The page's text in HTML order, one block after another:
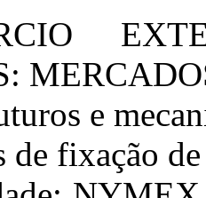
e
de fixação